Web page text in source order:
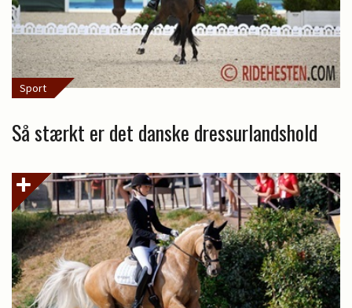
Sport
Så stærkt er det danske dressurlandshold